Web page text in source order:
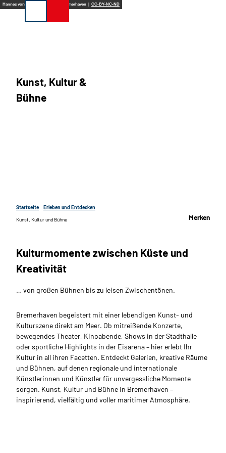
ZHannes von der Fecht_Erlebnis Bremerhaven | CC-BY-NC-ND
Kunst, Kultur &
Bühne
Startseite
Erleben und Entdecken
Kunst, Kultur und Bühne
Merken
Kulturmomente zwischen Küste und
Kreativität
… von großen Bühnen bis zu leisen Zwischentönen.
Bremerhaven begeistert mit einer lebendigen Kunst- und
Kulturszene direkt am Meer. Ob mitreißende Konzerte,
bewegendes Theater, Kinoabende, Shows in der Stadthalle
oder sportliche Highlights in der Eisarena – hier erlebt Ihr
Kultur in all ihren Facetten. Entdeckt Galerien, kreative Räume
und Bühnen, auf denen regionale und internationale
Künstlerinnen und Künstler für unvergessliche Momente
sorgen. Kunst, Kultur und Bühne in Bremerhaven –
inspirierend, vielfältig und voller maritimer Atmosphäre.